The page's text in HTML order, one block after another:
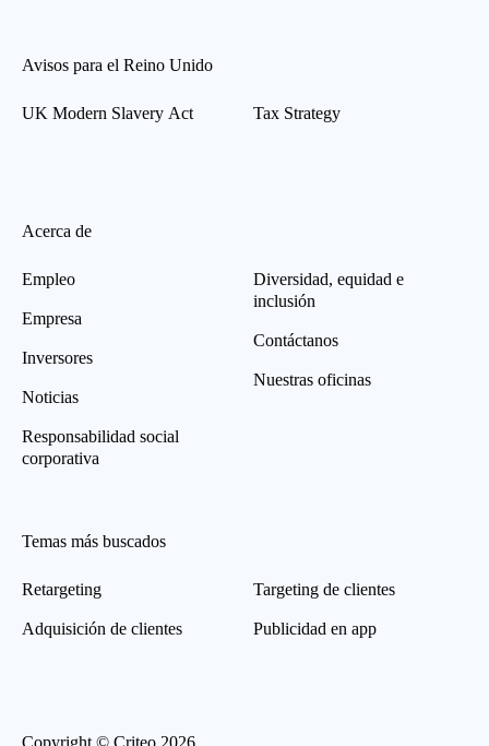
Avisos para el Reino Unido
UK Modern Slavery Act Tax Strategy
Acerca de
Empleo
Empresa
Inversores
Noticias
Responsabilidad social
corporativa
Diversidad, equidad e
inclusión
Contáctanos
Nuestras oficinas
Temas más buscados
Retargeting
Adquisición de clientes
Targeting de clientes
Publicidad en app
Copyright © Criteo 2026